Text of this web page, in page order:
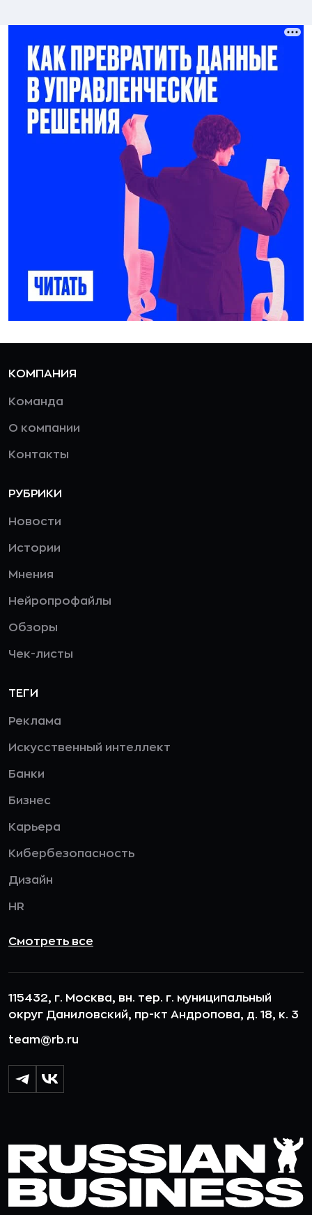
КОМПАНИЯ
Команда
О компании
Контакты
РУБРИКИ
Новости
Истории
Мнения
Нейропрофайлы
Обзоры
Чек-листы
ТЕГИ
Реклама
Искусственный интеллект
Банки
Бизнес
Карьера
Кибербезопасность
Дизайн
HR
Смотреть все
115432, г. Москва, вн. тер. г. муниципальный
округ Даниловский, пр-кт Андропова, д. 18, к. 3
team@rb.ru